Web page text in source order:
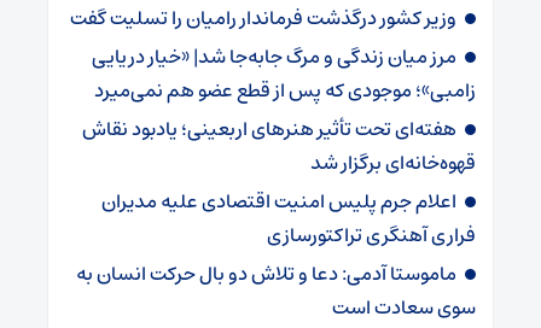
وزیر کشور درگذشت فرماندار رامیان را تسلیت گفت
مرز میان زندگی و مرگ جابه‌جا شد| «خیار دریایی
زامبی»؛ موجودی که پس از قطع عضو هم نمی‌میرد
هفته‌ای تحت تأثیر هنرهای اربعینی؛ یادبود نقاش
قهوه‌خانه‌ای برگزار شد
اعلام جرم پلیس امنیت اقتصادی علیه مدیران
فراری آهنگری تراکتورسازی
ماموستا آدمی: دعا و تلاش دو بال حرکت انسان به
سوی سعادت است